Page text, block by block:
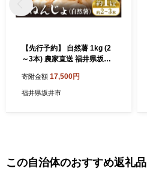
【先行予約】 自然薯 1kg (2
～3本) 農家直送 福井県坂井
順次発送予定】 じねんじょ
自然薯 とろろ とろろご飯 山
寄附金額 17,500円
福井県坂井市
この自治体のおすすめ返礼品